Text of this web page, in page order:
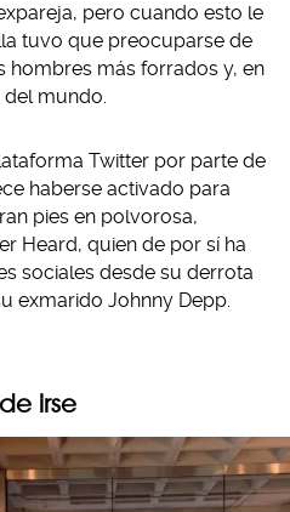
pero cuando esto le
tuvo que preocuparse de
hombres más forrados y, en
mundo.
Twitter por parte de
haberse activado para
pies en polvorosa,
Heard, quien de por sí ha
sociales desde su derrota
exmarido Johnny Depp.
irse